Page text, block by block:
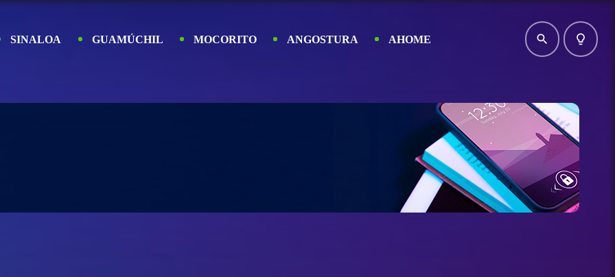
SINALOA GUAMÚCHIL MOCORITO ANGOSTURA AHOME search lightbulb_outline